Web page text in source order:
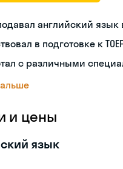
английский язык
в подготовке к
с различными
и цены
язык